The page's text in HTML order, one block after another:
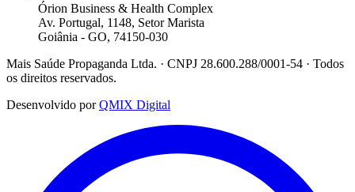
Órion Business & Health Complex
Av. Portugal, 1148, Setor Marista
Goiânia - GO, 74150-030
Mais Saúde Propaganda Ltda. · CNPJ 28.600.288/0001-54 · Todos
os direitos reservados.
Desenvolvido por QMIX Digital